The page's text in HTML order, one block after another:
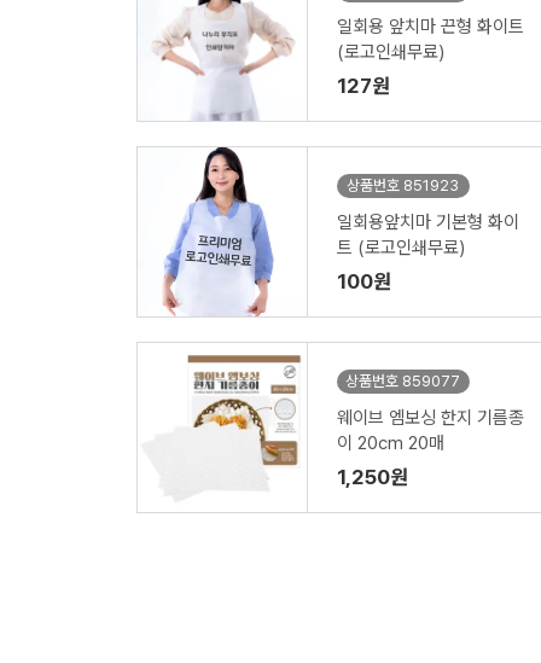
일회용 앞치마 끈형 화이트
(로고인쇄무료)
127원
상품번호 851923
일회용앞치마 기본형 화이
트 (로고인쇄무료)
100원
상품번호 859077
웨이브 엠보싱 한지 기름종
이 20cm 20매
1,250원